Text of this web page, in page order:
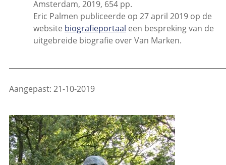
Amsterdam, 2019, 654 pp.
Eric Palmen publiceerde op 27 april 2019 op de
website biografieportaal een bespreking van de
uitgebreide biografie over Van Marken.
Aangepast: 21-10-2019